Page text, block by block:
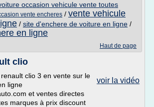
occasion vehicule vente toutes
vente encheres / vente vehicule
/ site d'enchere de voiture en ligne /
en ligne
Haut de page
clio
voir la vidéo
clio 3 en vente sur le
ligne
et ventes directes
marques à prix discount